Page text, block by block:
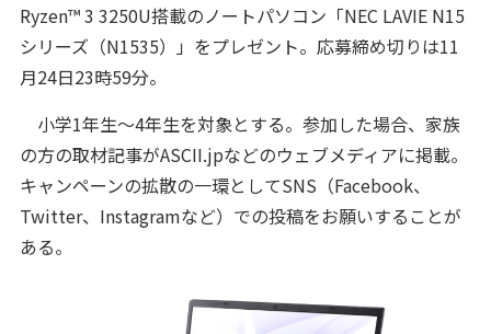
Ryzen™ 3 3250U搭載のノートパソコン「NEC LAVIE N15
シリーズ（N1535）」をプレゼント。応募締め切りは11
月24日23時59分。
小学1年生～4年生を対象とする。参加した場合、家族
の方の取材記事がASCII.jpなどのウェブメディアに掲載。
キャンペーンの拡散の一環としてSNS（Facebook、
Twitter、Instagramなど）での投稿をお願いすることが
ある。